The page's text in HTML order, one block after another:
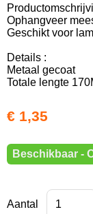
Ophangveer
Geschikt voor
Details :
Metaal gecoat
Totale lengte
€ 1,35
Beschikbaar -
Aantal